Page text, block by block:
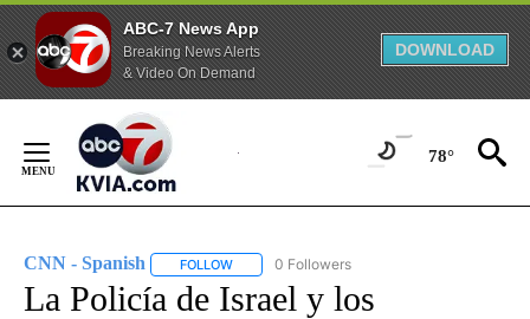
ABC-7 News App
Breaking News Alerts
& Video On Demand
DOWNLOAD
Content
78°
CNN - Spanish FOLLOW FOLLOW "CNN - SPANISH" TO RECEIVE
0 Followers
La Policía de Israel y los